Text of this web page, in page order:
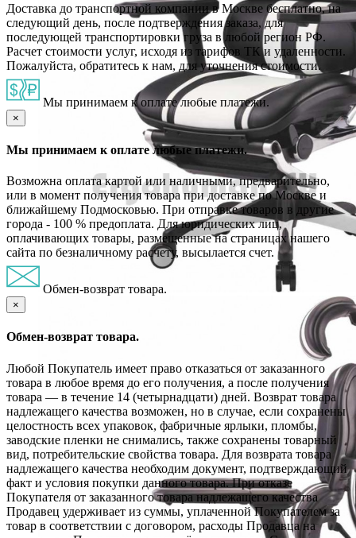
Доставка до транспортной компании в Москве бесплатно, на
следующий день, после подтверждения заказа, для
последующей транспортировки груза в любой регион РФ.
Расчет стоимости услуг, исходя из тарифов ТК и удаленности.
Пожалуйста, обратитесь к нам, для уточнения стоимости.
Мы принимаем к оплате любые платежи.
×
Мы принимаем к оплате любые платежи.
Возможна оплата картой или наличными, предварительно,
или в момент получения товара при доставке по Москве и
ближайшему Подмосковью. При отправке товаров в другие
города - 100 % предоплата. Для юридических лиц,
оплачивающих товары, размещенные на страницах нашего
сайта по безналичному расчету, высылается счет.
Обмен-возврат товара.
×
Обмен-возврат товара.
Любой Покупатель имеет право отказаться от заказанного
товара в любое время до его получения, а после получения
товара — в течение 14 (четырнадцати) дней. Возврат товара
надлежащего качества возможен, но в случае, если сохранены
целостность всех упаковок, фабричные ярлыки, пломбы,
заводские пленки не снимались, также сохранены товарный
вид, потребительские свойства товара. Для возврата товара
надлежащего качества необходим документ, подтверждающий
факт и условия покупки данного товара. При отказе
Покупателя от заказанного товара надлежащего качества
Продавец удерживает из суммы, уплаченной Покупателем за
товар в соответствии с договором, расходы Продавца на